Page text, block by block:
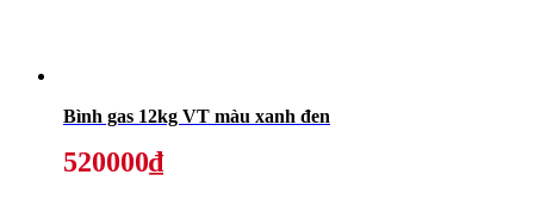
Bình gas 12kg VT màu xanh đen
520000₫